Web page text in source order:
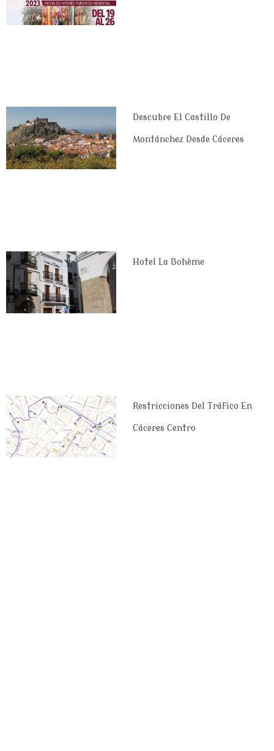
Descubre El Castillo De
Montánchez Desde Cáceres
Hotel La Bohème
Restricciones Del Tráfico En
Cáceres Centro